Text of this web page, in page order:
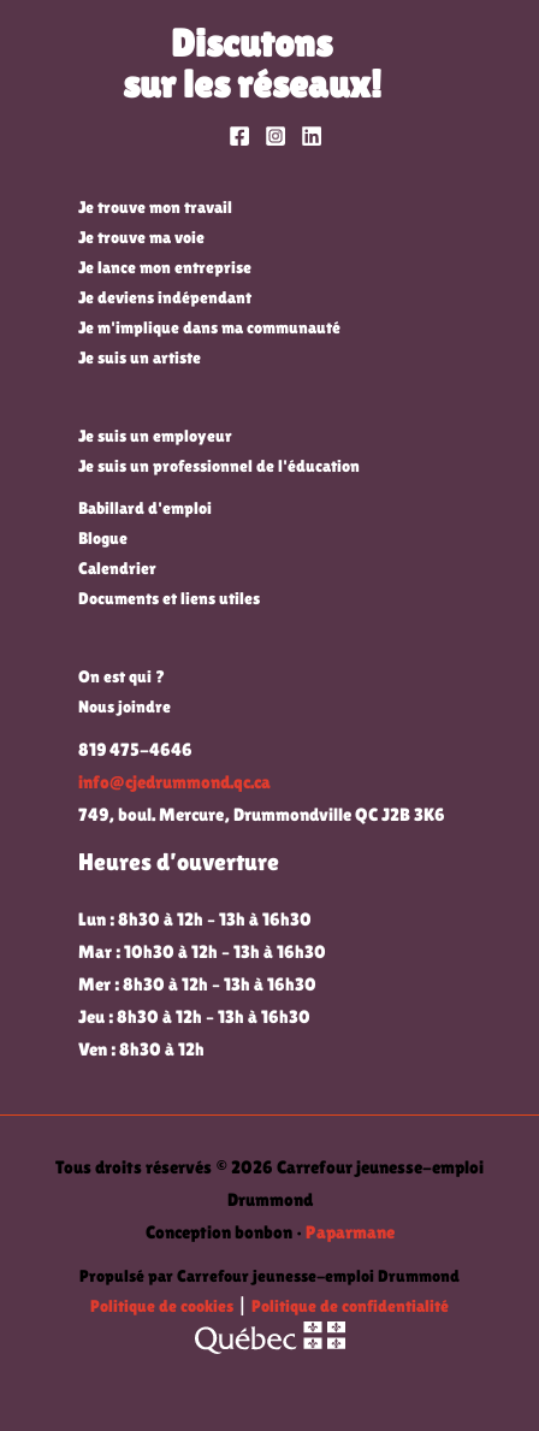
Discutons
sur les réseaux!
Je trouve mon travail
Je trouve ma voie
Je lance mon entreprise
Je deviens indépendant
Je m'implique dans ma communauté
Je suis un artiste
Je suis un employeur
Je suis un professionnel de l'éducation
Babillard d'emploi
Blogue
Calendrier
Documents et liens utiles
On est qui ?
Nous joindre
819 475-4646
info@cjedrummond.qc.ca
749, boul. Mercure, Drummondville QC J2B 3K6
Heures d’ouverture
Lun : 8h30 à 12h – 13h à 16h30
Mar : 10h30 à 12h – 13h à 16h30
Mer : 8h30 à 12h – 13h à 16h30
Jeu : 8h30 à 12h – 13h à 16h30
Ven : 8h30 à 12h
Tous droits réservés © 2026 Carrefour jeunesse-emploi
Drummond
Conception bonbon • Paparmane
Propulsé par Carrefour jeunesse-emploi Drummond
Politique de cookies
Politique de confidentialité